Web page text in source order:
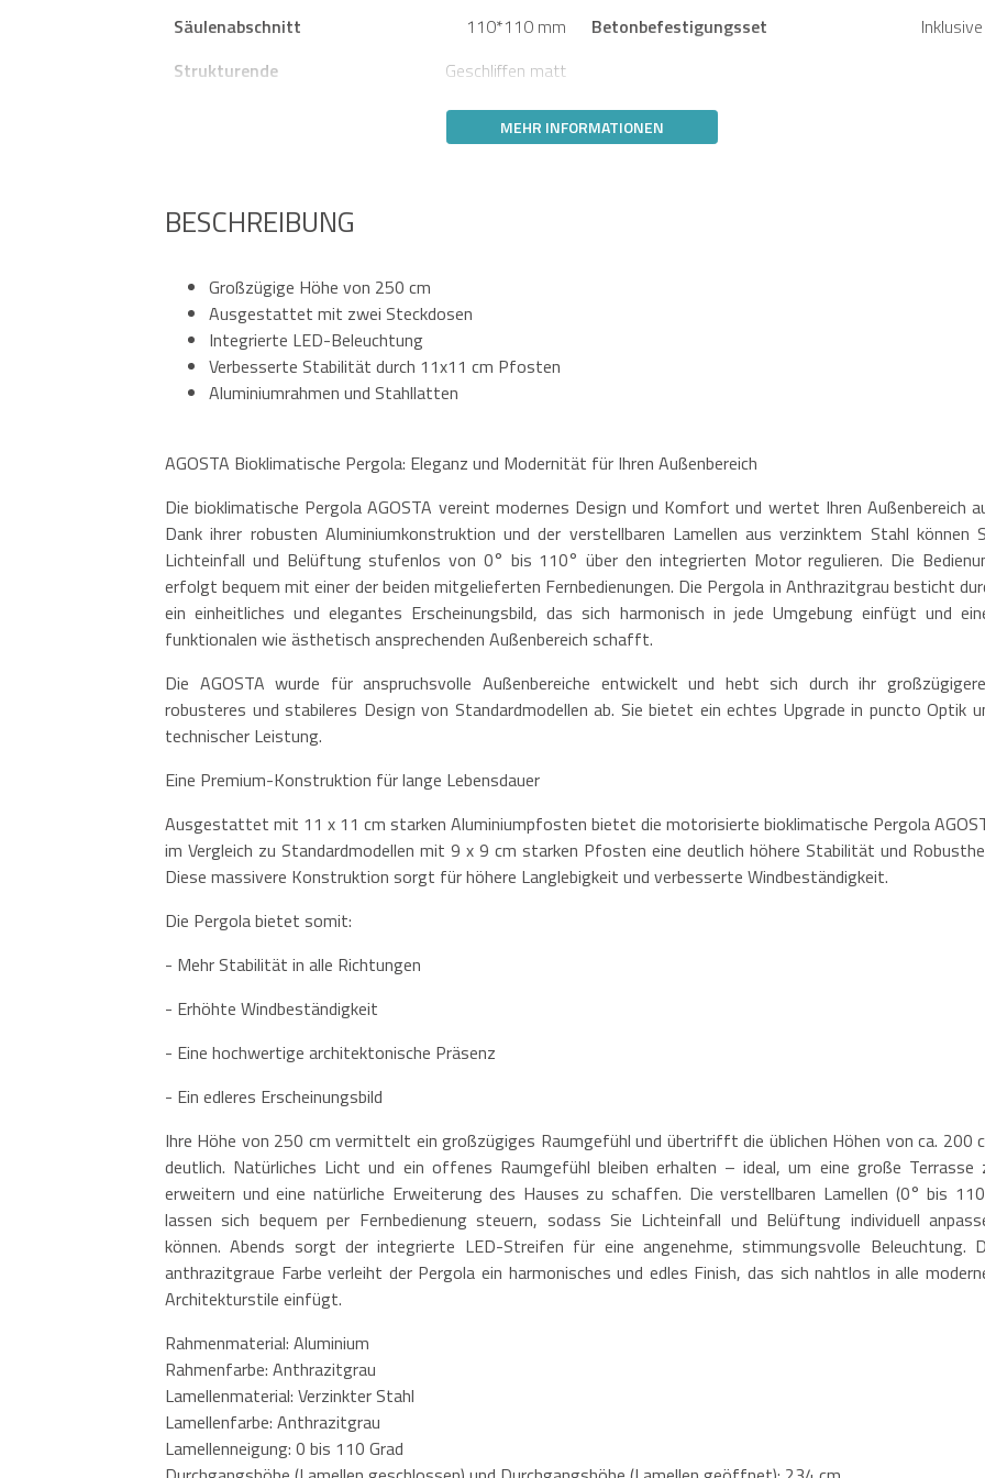
Säulenabschnitt
110*110 mm Betonbefestigungsset
Inklusive
Strukturende
Geschliffen matt
MEHR INFORMATIONEN
BESCHREIBUNG
Großzügige Höhe von 250 cm
Ausgestattet mit zwei Steckdosen
Integrierte LED-Beleuchtung
Verbesserte Stabilität durch 11x11 cm Pfosten
Aluminiumrahmen und Stahllatten
AGOSTA Bioklimatische Pergola: Eleganz und Modernität für Ihren Außenbereich
Die bioklimatische Pergola AGOSTA vereint modernes Design und Komfort und wertet Ihren Außenbereich
Dank ihrer robusten Aluminiumkonstruktion und der verstellbaren Lamellen aus verzinktem Stahl können
Lichteinfall und Belüftung stufenlos von 0° bis 110° über den integrierten Motor regulieren. Die
erfolgt bequem mit einer der beiden mitgelieferten Fernbedienungen. Die Pergola in Anthrazitgrau besticht
ein einheitliches und elegantes Erscheinungsbild, das sich harmonisch in jede Umgebung einfügt und
funktionalen wie ästhetisch ansprechenden Außenbereich schafft.
Die AGOSTA wurde für anspruchsvolle Außenbereiche entwickelt und hebt sich durch ihr
robusteres und stabileres Design von Standardmodellen ab. Sie bietet ein echtes Upgrade in puncto Optik
technischer Leistung.
Eine Premium-Konstruktion für lange Lebensdauer
Ausgestattet mit 11 x 11 cm starken Aluminiumpfosten bietet die motorisierte bioklimatische Pergola
im Vergleich zu Standardmodellen mit 9 x 9 cm starken Pfosten eine deutlich höhere Stabilität und
Diese massivere Konstruktion sorgt für höhere Langlebigkeit und verbesserte Windbeständigkeit.
Die Pergola bietet somit:
- Mehr Stabilität in alle Richtungen
- Erhöhte Windbeständigkeit
- Eine hochwertige architektonische Präsenz
- Ein edleres Erscheinungsbild
Ihre Höhe von 250 cm vermittelt ein großzügiges Raumgefühl und übertrifft die üblichen Höhen von ca. 200
deutlich. Natürliches Licht und ein offenes Raumgefühl bleiben erhalten – ideal, um eine große Terrasse
erweitern und eine natürliche Erweiterung des Hauses zu schaffen. Die verstellbaren Lamellen (0° bis
lassen sich bequem per Fernbedienung steuern, sodass Sie Lichteinfall und Belüftung individuell
können. Abends sorgt der integrierte LED-Streifen für eine angenehme, stimmungsvolle Beleuchtung.
anthrazitgraue Farbe verleiht der Pergola ein harmonisches und edles Finish, das sich nahtlos in alle
Architekturstile einfügt.
Rahmenmaterial: Aluminium
Rahmenfarbe: Anthrazitgrau
Lamellenmaterial: Verzinkter Stahl
Lamellenfarbe: Anthrazitgrau
Lamellenneigung: 0 bis 110 Grad